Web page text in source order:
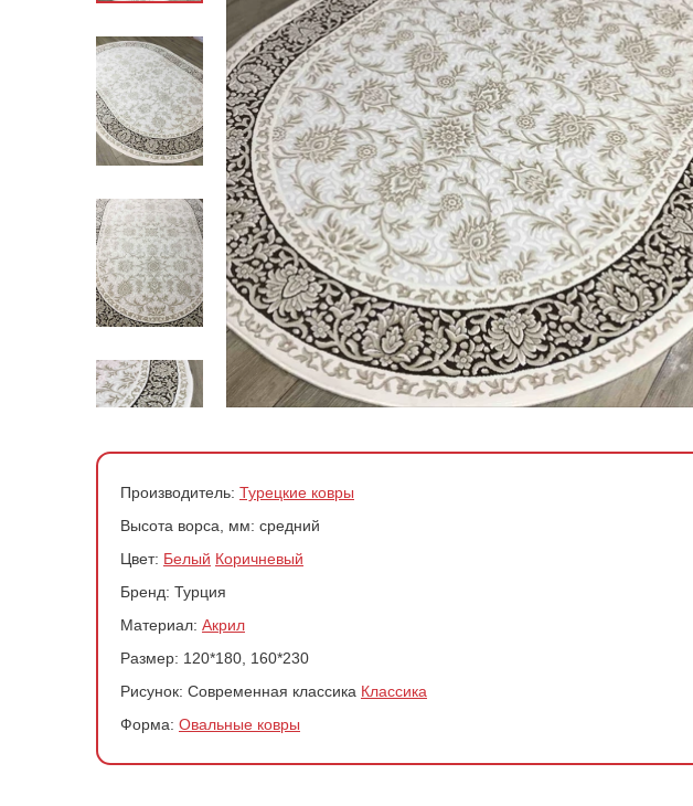
200*200 см
200*300 см
200*400 см
240*340 см
300*300 см
300*400 см
Ковры в
Ковры с геометрией
Розовые ковры
Зеленые ковры
По стране производства
По материалу
По форме
По цене
Производитель: Турецкие ковры
Высота ворса, мм: средний
Цвет: Белый Коричневый
Бренд: Турция
Материал: Акрил
Размер: 120*180, 160*230
Рисунок: Современная классика Классика
Форма: Овальные ковры